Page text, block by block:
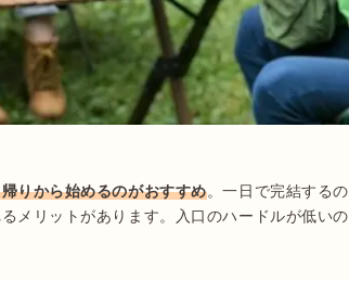
りから始めるのがおすすめ。一日で完結するの
メリットがあります。入口のハードルが低いの